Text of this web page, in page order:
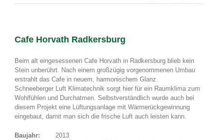
Cafe Horvath Radkersburg
Beim alt eingesessenen Cafe Horvath in Radkersburg blieb kein
Stein unberührt. Nach einem großzügig vorgenommenen Umbau
erstrahlt das Cafe in neuem, harmonischem Glanz.
Schneeberger Luft Klimatechnik sorgt hier für ein Raumklima zum
Wohlfühlen und Durchatmen. Selbstverständlich wurde auch bei
diesem Projekt eine Lüftungsanlage mit Wärmerückgewinnung
eingebaut, damit man sich die frische Luft auch leisten kann.
Baujahr: 2013